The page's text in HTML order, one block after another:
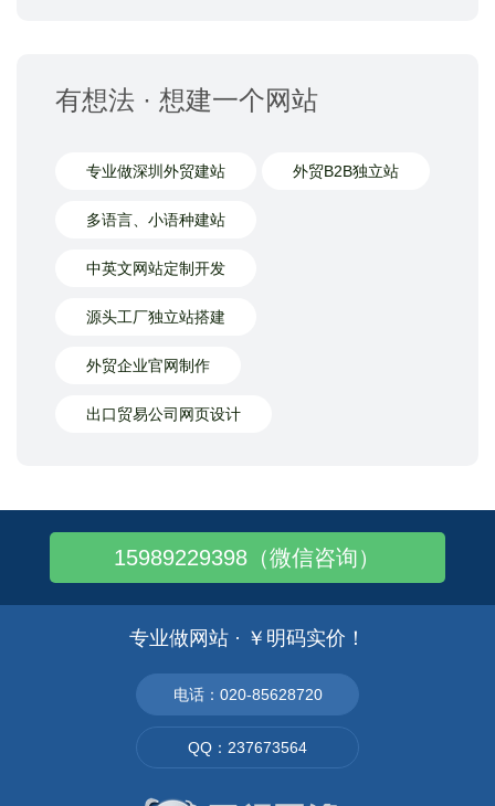
有想法 · 想建一个网站
专业做深圳外贸建站 外贸B2B独立站
多语言、小语种建站
中英文网站定制开发
源头工厂独立站搭建
外贸企业官网制作
出口贸易公司网页设计
15989229398（微信咨询）
专业做网站 · ￥明码实价！
电话：020-85628720
QQ：237673564